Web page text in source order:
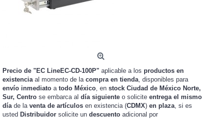
Precio de "EC LineEC-CD-100P" aplicable a los productos en
existenciaal momento de la compra en tienda, disponibles para
envío inmediato a todo México, en stock Ciudad de México Norte,
Sur, Centro se embarca al día siguiente o solicite entrega el mismo
díade la venta de artículos en existencia (CDMX) en plaza, si es
usted Distribuidor solicite un descuento adicional por